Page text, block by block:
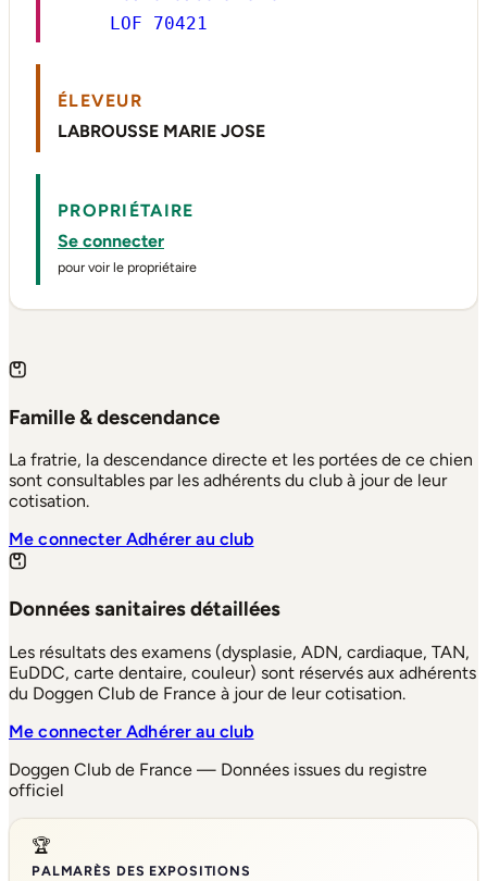
LOF 70421
ÉLEVEUR
LABROUSSE MARIE JOSE
PROPRIÉTAIRE
Se connecter
pour voir le propriétaire
Famille & descendance
La fratrie, la descendance directe et les portées de ce chien
sont consultables par les adhérents du club à jour de leur
cotisation.
Me connecterAdhérer au club
Données sanitaires détaillées
Les résultats des examens (dysplasie, ADN, cardiaque, TAN,
EuDDC, carte dentaire, couleur) sont réservés aux adhérents
du Doggen Club de France à jour de leur cotisation.
Me connecterAdhérer au club
Doggen Club de France — Données issues du registre
officiel
🏆
PALMARÈS DES EXPOSITIONS